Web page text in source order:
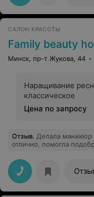
САЛОН КРАСОТЫ
Family beauty
Минск, пр-т Жукова, 44
Наращивание
классическое
Цена по запросу
Отзыв. Делала маникюр
отлично, помогла
короткий оставить, от
не раз к ней пойду!!
наращивание ресничек
цвет ресничек и объем
ее!! Теперь